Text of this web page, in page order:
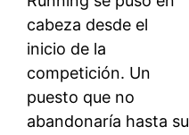
cabeza desde el
inicio de la
competición. Un
puesto que no
abandonaría hasta su